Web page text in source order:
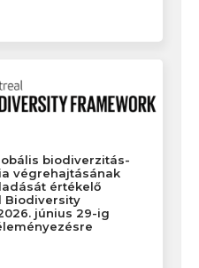
biodiverzitás-
végrehajtásának
értékelő
Biodiversity
június 29-ig